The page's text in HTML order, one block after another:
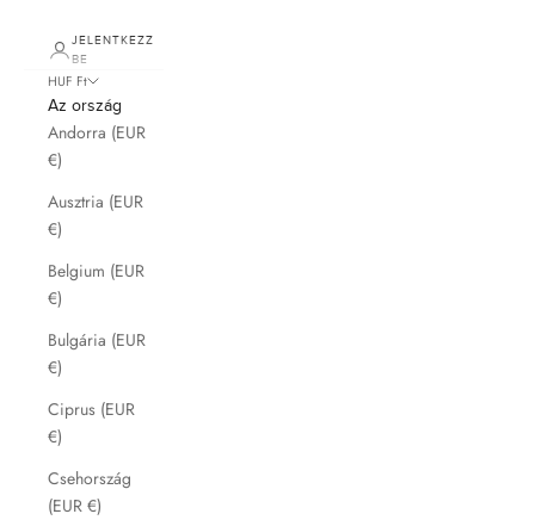
JELENTKEZZ
BE
HUF Ft
Az ország
Andorra (EUR
€)
Ausztria (EUR
€)
Belgium (EUR
€)
Bulgária (EUR
€)
Ciprus (EUR
€)
Csehország
(EUR €)